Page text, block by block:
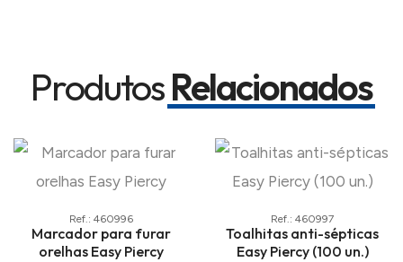
ProdutosRelacionados
Ref.: 460996
Marcador para furar
orelhas Easy Piercy
Ref.: 460997
Toalhitas anti-sépticas
Easy Piercy (100 un.)